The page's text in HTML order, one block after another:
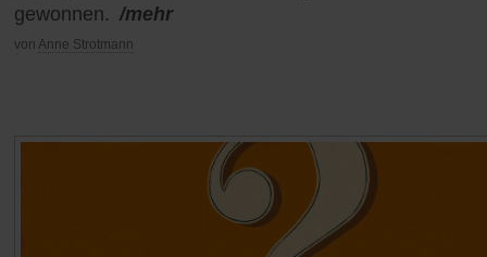
gewonnen. /mehr
von Anne Strotmann